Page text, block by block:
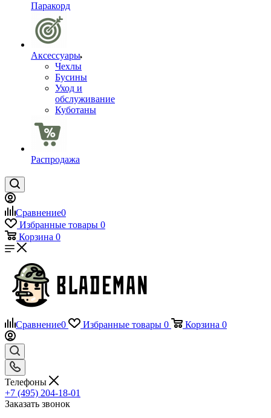
Паракорд
Аксессуары
Чехлы
Бусины
Уход и
обслуживание
Куботаны
Распродажа
Сравнение0
Избранные товары 0
Корзина 0
Сравнение0 Избранные товары 0 Корзина 0
Телефоны
+7 (495) 204-18-01
Заказать звонок